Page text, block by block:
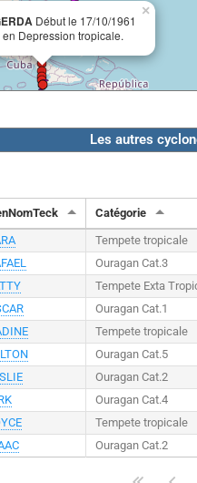
Début le 17/10/1961
Depression tropicale.
×
Les autres
Catégorie
Tempete tropicale
Ouragan Cat.3
Tempete Exta
Ouragan Cat.1
Tempete tropicale
Ouragan Cat.5
Ouragan Cat.2
Ouragan Cat.4
Tempete tropicale
Ouragan Cat.2